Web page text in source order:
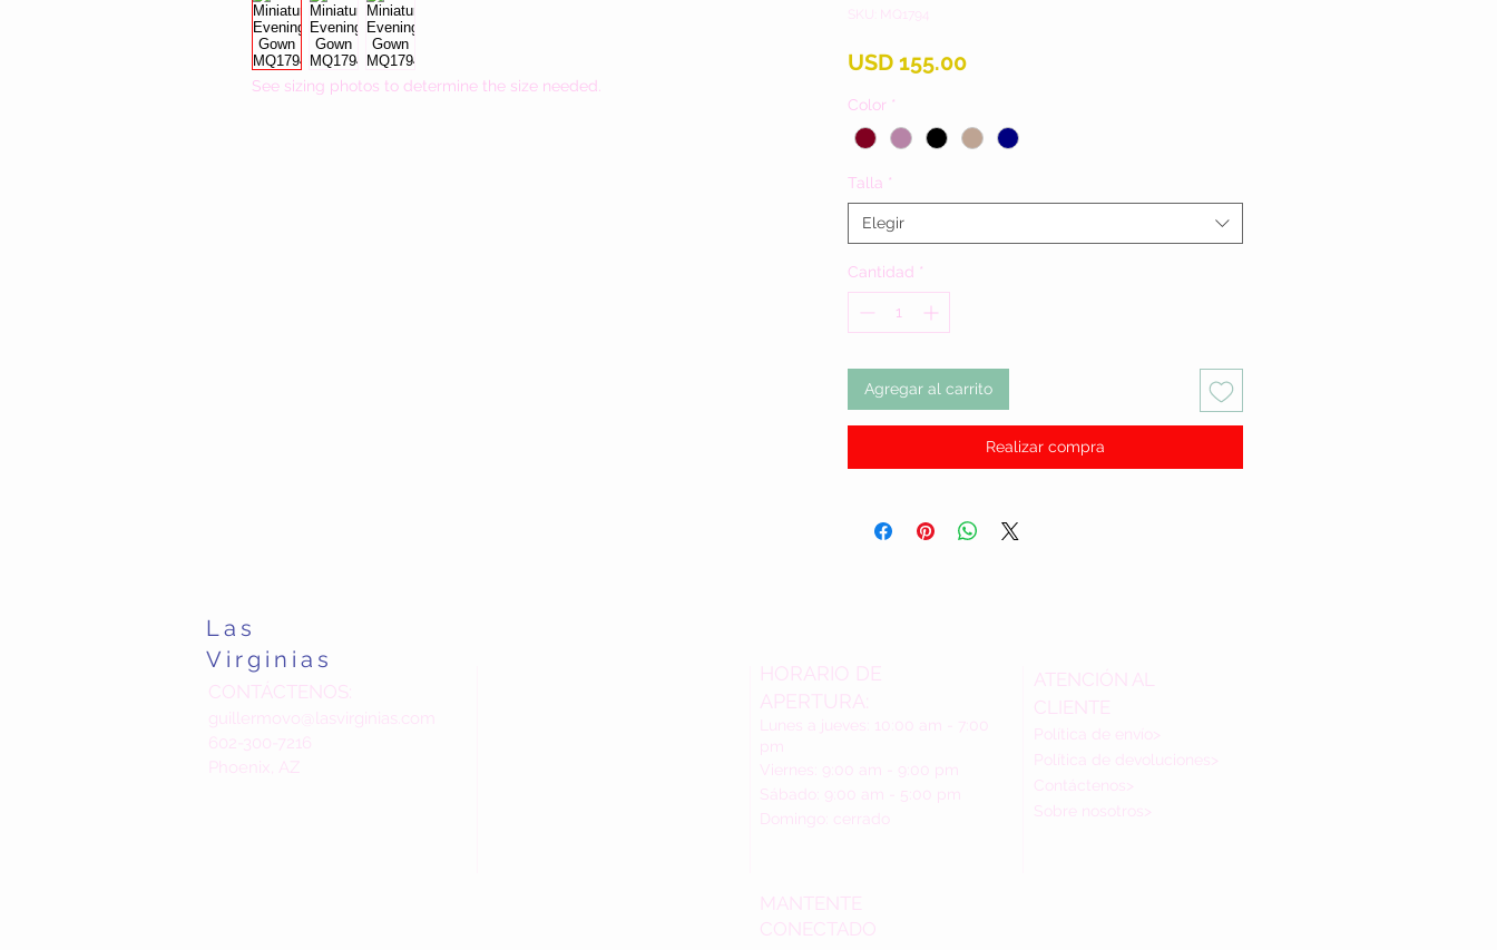
See sizing photos to determine the size needed.
SKU: MQ1794
USD 155.00Precio
Color *
Talla *
Elegir
Cantidad *
Agregar al carrito
Realizar compra
Las
Virginias
CONTÁCTENOS:
guillermovo@lasvirginias.com
602-300-7216
Phoenix, AZ
HORARIO DE
APERTURA:
Lunes a jueves: 10:00 am - 7:00
pm
Viernes: 9:00 am - 9:00 pm
Sábado: 9:00 am - 5:00 pm
Domingo: cerrado
MANTENTE
CONECTADO
ATENCIÓN AL
CLIENTE
Política de envío>
Política de devoluciones>
Contáctenos>
Sobre nosotros>